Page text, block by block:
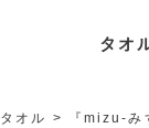
タオ
タオル 『mizu-み